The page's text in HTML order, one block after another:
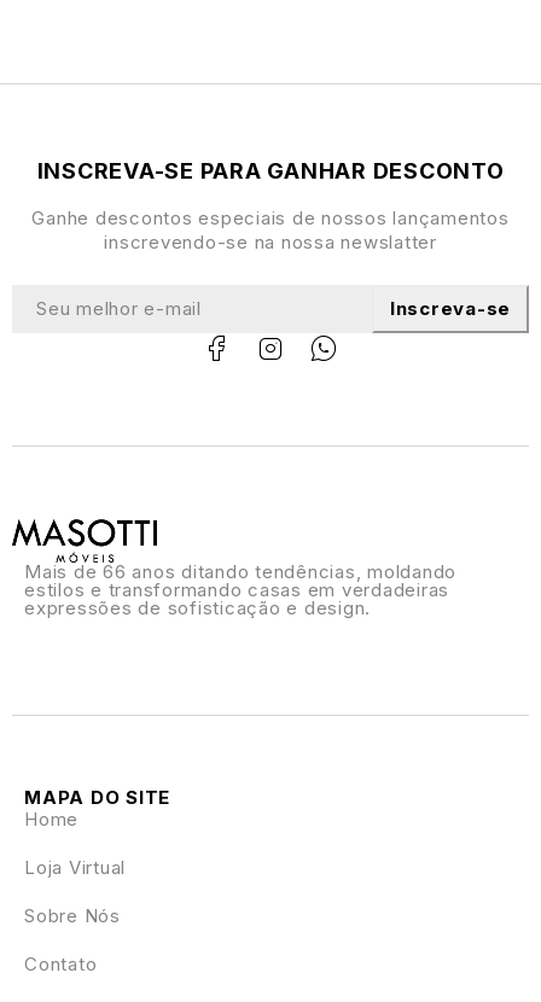
Mais de 66 anos ditando tendências, moldando
estilos e transformando casas em verdadeiras
expressões de sofisticação e design.
MAPA DO SITE
Home
Loja Virtual
Sobre Nós
Contato
INSCREVA-SE PARA GANHAR DESCONTO
Ganhe descontos especiais de nossos lançamentos
inscrevendo-se na nossa newslatter
Inscreva-se